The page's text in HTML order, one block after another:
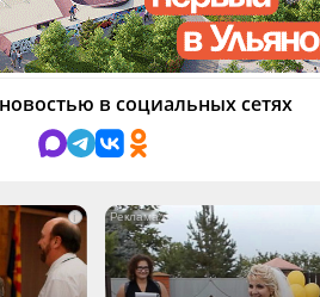
в социальных сетях
i